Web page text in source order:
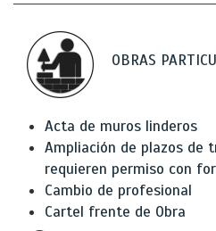
OBRAS
Acta de muros linderos
Ampliación de plazos de
requieren permiso con
Cambio de profesional
Cartel frente de Obra